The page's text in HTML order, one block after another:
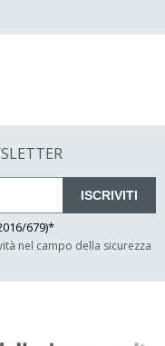
ISCRIVITI
679)*
nel campo della sicurezza